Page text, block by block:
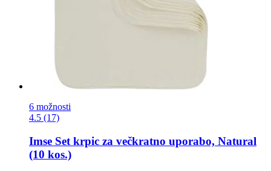
6 možnosti
4.5 (17)
Imse Set krpic za večkratno uporabo, Natural
(10 kos.)